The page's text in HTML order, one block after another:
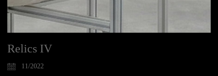
Relics IV
11/2022